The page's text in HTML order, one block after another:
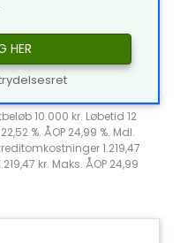
HER
10.000 kr. Løbetid 12
%. ÅOP 24,99 %. Mdl.
1.219,47
kr. Maks. ÅOP 24,99